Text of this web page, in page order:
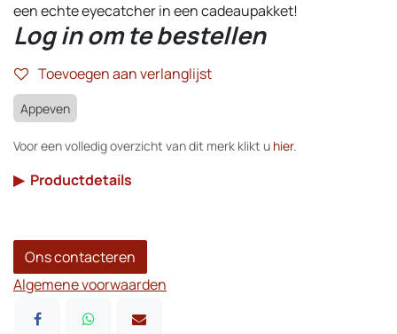
een echte eyecatcher in een cadeaupakket!
Log in om te bestellen
Toevoegen aan verlanglijst
Appeven
Voor een volledig overzicht van dit merk klikt u hier.
▶ Productdetails
Ons contacteren
Algemene voorwaarden